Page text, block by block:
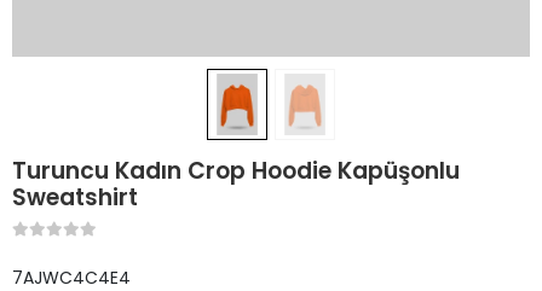
Turuncu Kadın Crop Hoodie Kapüşonlu
Sweatshirt
7AJWC4C4E4